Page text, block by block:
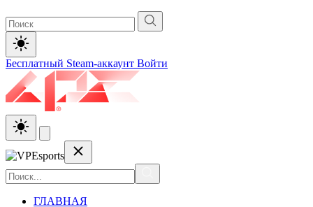
Бесплатный Steam-аккаунт Войти
ГЛАВНАЯ